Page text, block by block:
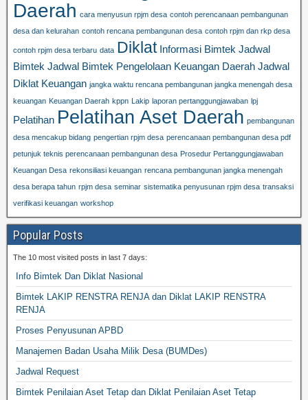
Daerah cara menyusun rpjm desa contoh perencanaan pembangunan
desa dan kelurahan contoh rencana pembangunan desa contoh rpjm dan rkp desa
contoh rpjm desa terbaru data Diklat Informasi Bimtek Jadwal
Bimtek Jadwal Bimtek Pengelolaan Keuangan Daerah Jadwal
Diklat Keuangan jangka waktu rencana pembangunan jangka menengah desa
keuangan Keuangan Daerah kppn Lakip laporan pertanggungjawaban lpj
Pelatihan Pelatihan Aset Daerah pembangunan
desa mencakup bidang pengertian rpjm desa perencanaan pembangunan desa pdf
petunjuk teknis perencanaan pembangunan desa Prosedur Pertanggungjawaban
Keuangan Desa rekonsiliasi keuangan rencana pembangunan jangka menengah
desa berapa tahun rpjm desa seminar sistematika penyusunan rpjm desa transaksi
verifikasi keuangan workshop
Popular Posts
The 10 most visited posts in last 7 days:
Info Bimtek Dan Diklat Nasional
Bimtek LAKIP RENSTRA RENJA dan Diklat LAKIP RENSTRA
RENJA
Proses Penyusunan APBD
Manajemen Badan Usaha Milik Desa (BUMDes)
Jadwal Request
Bimtek Penilaian Aset Tetap dan Diklat Penilaian Aset Tetap